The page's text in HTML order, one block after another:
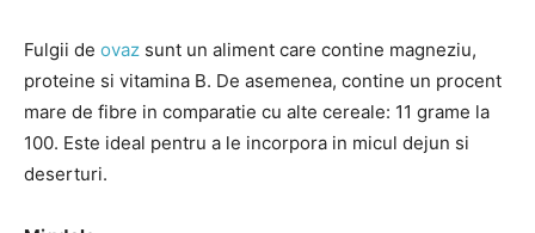
Fulgii de ovaz sunt un aliment care contine magneziu,
proteine ​​si vitamina B. De asemenea, contine un procent
mare de fibre in comparatie cu alte cereale: 11 grame la
100. Este ideal pentru a le incorpora in micul dejun si
deserturi.